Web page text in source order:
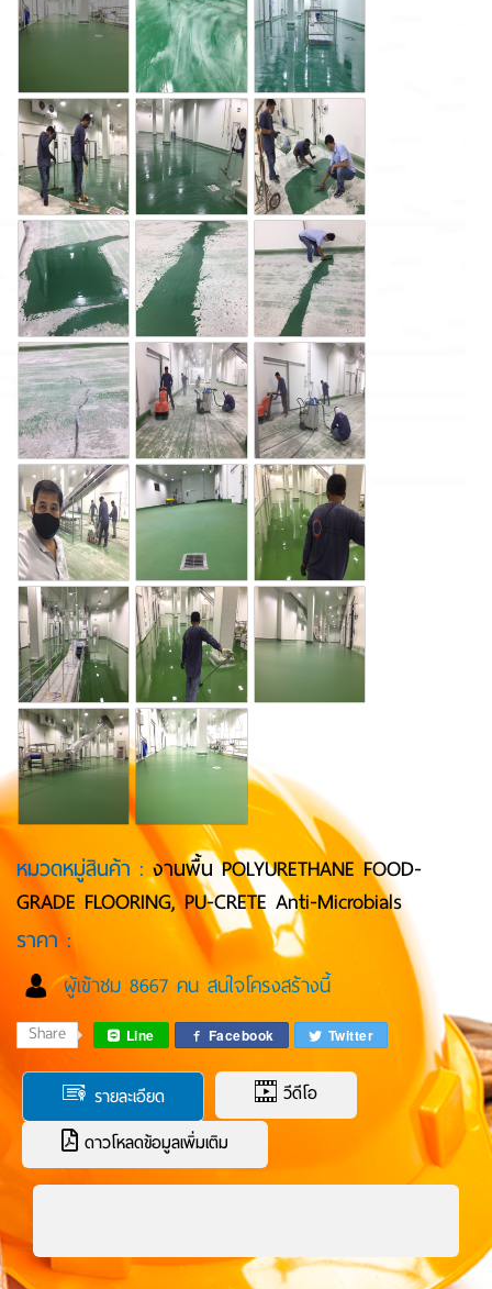
หมวดหมู่สินค้า :งานพื้น POLYURETHANE FOOD-
GRADE FLOORING, PU-CRETE Anti-Microbials
ราคา :
ผู้เข้าชม 8667 คน สนใจโครงสร้างนี้
Share Line Facebook Twitter
รายละเอียด
วีดีโอ
ดาวโหลดข้อมูลเพิ่มเติม